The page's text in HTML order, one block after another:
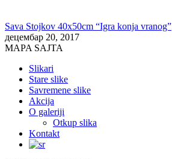
Sava Stojkov 40x50cm “Igra konja vranog”
децембар 20, 2017
MAPA SAJTA
Slikari
Stare slike
Savremene slike
Akcija
O galeriji
Otkup slika
Kontakt